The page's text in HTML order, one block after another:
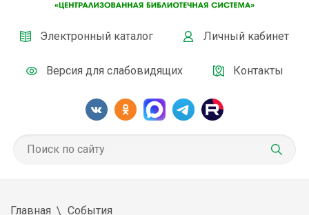
Электронный каталог Личный кабинет
Версия для слабовидящих Контакты
Главная События